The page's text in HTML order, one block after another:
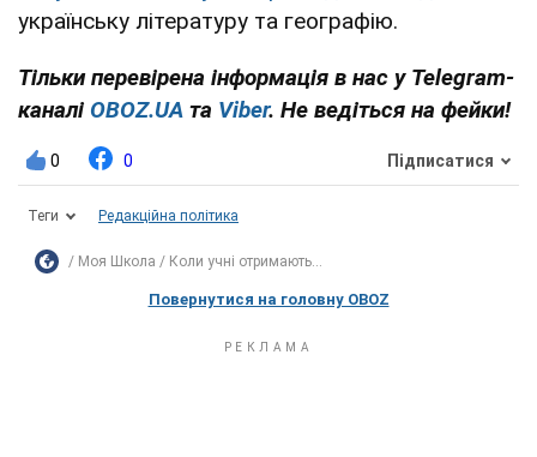
українську літературу та географію.
Тільки перевірена інформація в нас у Telegram-
каналі OBOZ.UA та Viber. Не ведіться на фейки!
0 0 Підписатися
Теги Редакційна політика
Моя Школа Коли учні отримають...
Повернутися на головну OBOZ